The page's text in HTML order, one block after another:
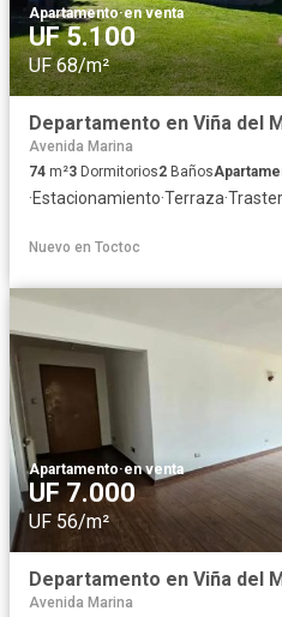
Apartamento·en venta
UF 5.100
UF 68/m²
Departamento en Viña del
Avenida Marina
74 m²3 Dormitorios2 Baños
·Estacionamiento·Terraza·
Nuevo en Toctoc
Apartamento·en venta
UF 7.000
UF 56/m²
Departamento en Viña del
Avenida Marina